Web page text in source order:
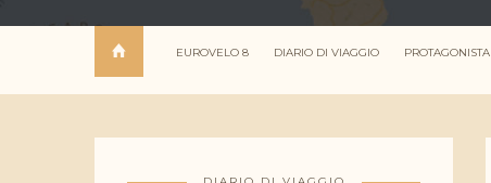
EUROVELO 8 DIARIO DI VIAGGIO PROTAGONISTA